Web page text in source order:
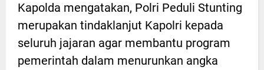
Kapolda mengatakan, Polri Peduli Stunting
merupakan tindaklanjut Kapolri kepada
seluruh jajaran agar membantu program
pemerintah dalam menurunkan angka